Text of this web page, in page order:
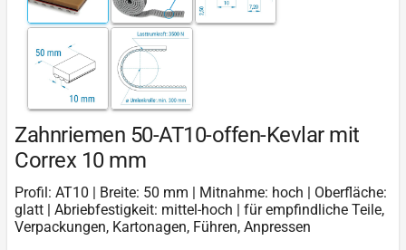
Zahnriemen 50-AT10-offen-Kevlar mit
Correx 10 mm
Profil: AT10 | Breite: 50 mm | Mitnahme: hoch | Oberfläche:
glatt | Abriebfestigkeit: mittel-hoch | für empfindliche Teile,
Verpackungen, Kartonagen, Führen, Anpressen